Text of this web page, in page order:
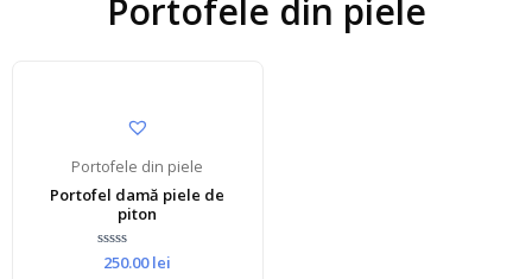
Portofele din piele
Portofele din piele
Portofel damă piele de
piton
Rated
0
250.00lei